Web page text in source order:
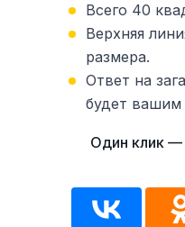
Всего 40
Верхняя
размера.
Ответ на
будет вашим